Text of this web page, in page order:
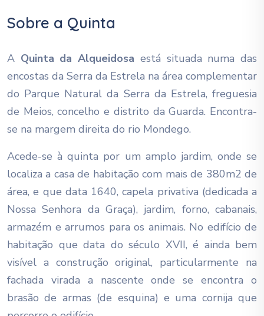
Sobre a Quinta
A Quinta da Alqueidosa está situada numa das
encostas da Serra da Estrela na área complementar
do Parque Natural da Serra da Estrela, freguesia
de Meios, concelho e distrito da Guarda. Encontra-
se na margem direita do rio Mondego.
Acede-se à quinta por um amplo jardim, onde se
localiza a casa de habitação com mais de 380m2 de
área, e que data 1640, capela privativa (dedicada a
Nossa Senhora da Graça), jardim, forno, cabanais,
armazém e arrumos para os animais. No edifício de
habitação que data do século XVII, é ainda bem
visível a construção original, particularmente na
fachada virada a nascente onde se encontra o
brasão de armas (de esquina) e uma cornija que